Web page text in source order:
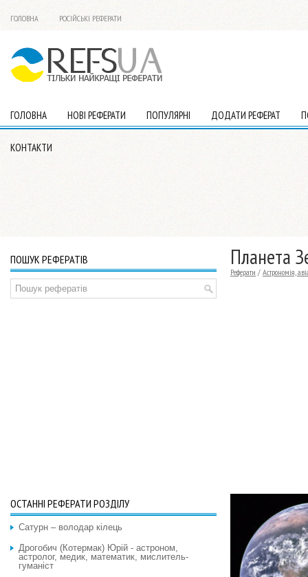
ГОЛОВНА РОСІЙСЬКІ РЕФЕРАТИ
ГОЛОВНА НОВІ РЕФЕРАТИ ПОПУЛЯРНІ ДОДАТИ РЕФЕРАТ
КОНТАКТИ
Планета
Реферати / Астрономія,
ПОШУК РЕФЕРАТІВ
ОСТАННІ РЕФЕРАТИ РОЗДІЛУ
Сатурн – володар кілець
Дрогобич (Котермак) Юрій - астроном,
астролог, медик, математик, мислитель-
гуманіст